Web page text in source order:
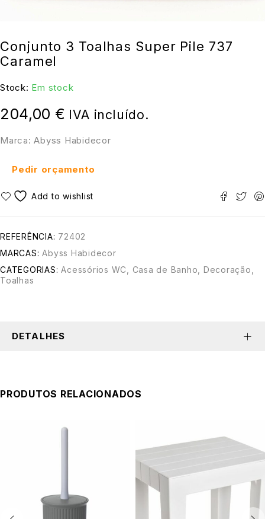
Conjunto 3 Toalhas Super Pile 737
Caramel
Stock: Em stock
Marca: Abyss Habidecor
204,00 € IVA incluído.
Pedir orçamento
REFERÊNCIA: 72402
MARCAS: Abyss Habidecor
CATEGORIAS: Acessórios WC Casa de Banho Decoração
Toalhas
DETALHES
PRODUTOS RELACIONADOS